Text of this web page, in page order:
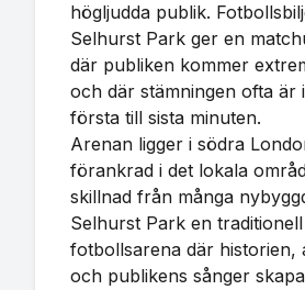
högljudda publik.
Selhurst Park ger en
där publiken kommer
och där stämningen ofta är
första till sista minuten.
Arenan ligger i södra
förankrad i det lokala
skillnad från många
Selhurst Park en
fotbollsarena där historien,
och publikens sånger